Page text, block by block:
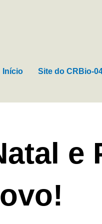
Início Site do CRBio-
e